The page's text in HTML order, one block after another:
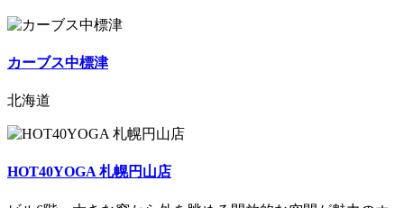
カーブス中標津
北海道
HOT40YOGA 札幌円山店